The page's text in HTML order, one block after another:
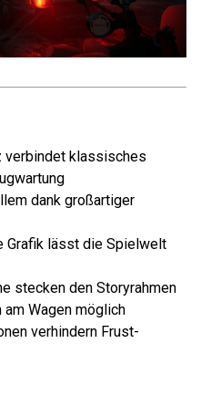
verbindet klassisches
dank großartiger
Grafik lässt die Spielwelt
stecken den Storyrahmen
Wagen möglich
verhindern Frust-